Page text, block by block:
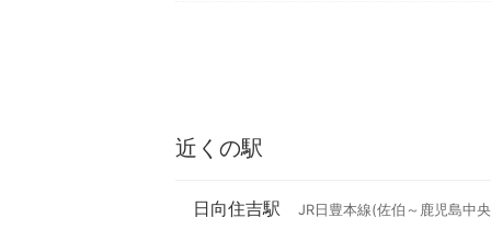
近くの駅
日向住吉駅 JR日豊本線(佐伯～鹿児島中